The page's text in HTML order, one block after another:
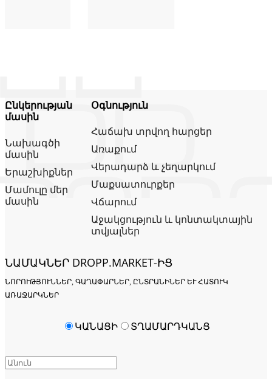
Ընկերության
մասին
Նախագծի
մասին
Երաշխիքներ
Մամուլը մեր
մասին
Օգնություն
Հաճախ տրվող հարցեր
Առաքում
Վերադարձ և չեղարկում
Մաքսատուրքեր
Վճարում
Աջակցություն և կոնտակտային
տվյալներ
ՆԱՄԱԿՆԵՐ DROPP.MARKET-ԻՑ
ՆՈՐՈՒԹՅՈՒՆՆԵՐ, ԳԱՂԱՓԱՐՆԵՐ, ԸՆՏՐԱՆԻՆԵՐ ԵՒ ՀԱՏՈՒԿ Ա
ՌԱՋԱՐԿՆԵՐ
ԿԱՆԱՑԻ ՏՂԱՄԱՐԴԿԱՆՑ